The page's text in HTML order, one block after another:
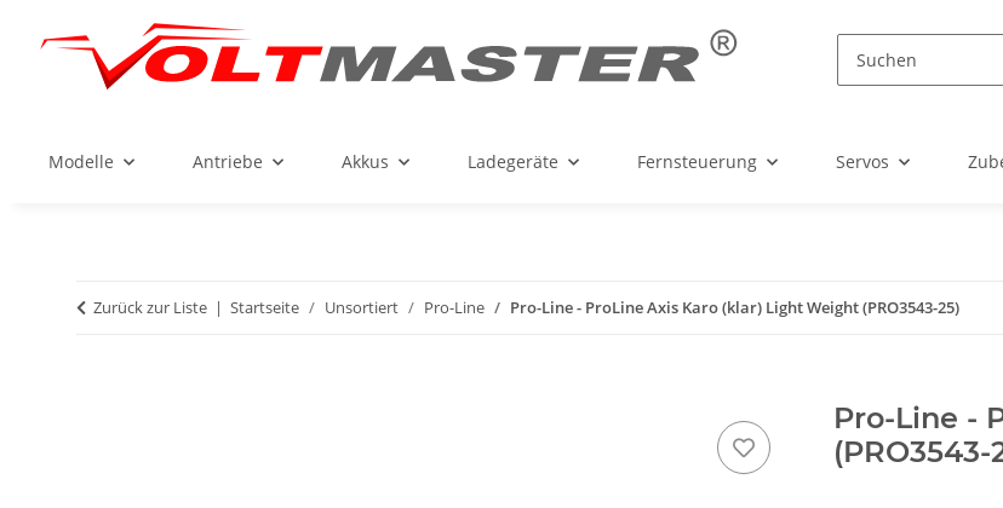
Modelle Antriebe Akkus Ladegeräte Fernsteuerung Servos
Zurück zur Liste Startseite Unsortiert Pro-Line Pro-Line - ProLine Axis Karo (klar) Light Weight (PRO3543-25)
Pro-Line -
(PRO3543-